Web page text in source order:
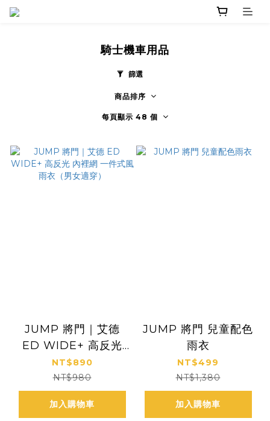
騎士機車用品
篩選
商品排序
每頁顯示 48 個
JUMP 將門｜艾德
ED WIDE+ 高反光
內裡網 一件式風雨衣
（男女適穿）
NT$890
NT$980
加入購物車
JUMP 將門 兒童配色
雨衣
NT$499
NT$1,380
加入購物車